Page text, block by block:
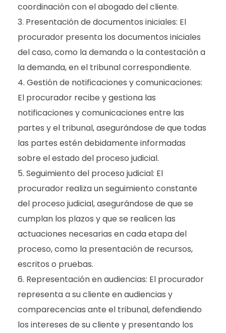
coordinación con el abogado del cliente.
Presentación de documentos iniciales: El
procurador presenta los documentos iniciales
del caso, como la demanda o la contestación a
la demanda, en el tribunal correspondiente.
Gestión de notificaciones y comunicaciones:
El procurador recibe y gestiona las
notificaciones y comunicaciones entre las
partes y el tribunal, asegurándose de que todas
las partes estén debidamente informadas
sobre el estado del proceso judicial.
Seguimiento del proceso judicial: El
procurador realiza un seguimiento constante
del proceso judicial, asegurándose de que se
cumplan los plazos y que se realicen las
actuaciones necesarias en cada etapa del
proceso, como la presentación de recursos,
escritos o pruebas.
Representación en audiencias: El procurador
representa a su cliente en audiencias y
comparecencias ante el tribunal, defendiendo
los intereses de su cliente y presentando los